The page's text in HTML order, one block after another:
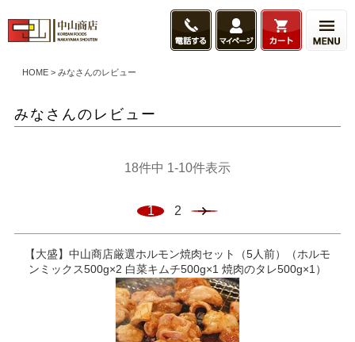
HOME みなさんのレビュー
みなさんのレビュー
18件中 1-10件表示
1 2
【大盛】中山商店厳選ホルモン焼肉セット（5人前）（ホルモ
ンミックス500g×2 白菜キムチ500g×1 焼肉のタレ500g×1）